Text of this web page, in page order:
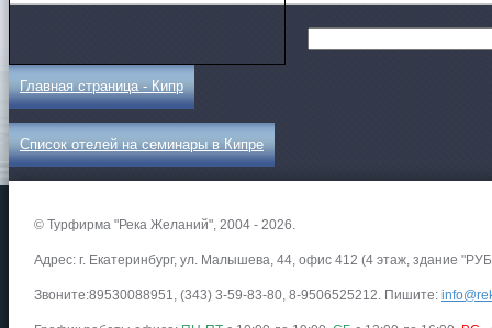
Главная страница - Кипр
Список отелей на семинары в Кипре
© Турфирма "Река Желаний", 2004 - 2026.
Адрес: г. Екатеринбург, ул. Малышева, 44, офис 412 (4 этаж, здание
Звоните:89530088951, (343) 3-59-83-80, 8-9506525212. Пишите: